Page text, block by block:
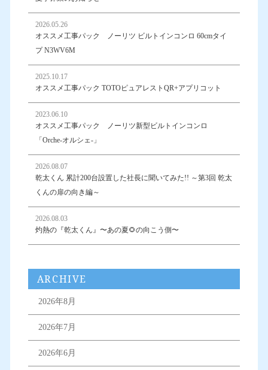
2026.05.26
オススメ工事パック ノーリツ ビルトインコンロ 60cmタイ
プ N3WV6M
2025.10.17
オススメ工事パック TOTOピュアレストQR+アプリコット
2023.06.10
オススメ工事パック ノーリツ新型ビルトインコンロ
「Orche-オルシェ-」
2026.08.07
乾太くん 累計200台設置した社長に聞いてみた!! ～第3回 乾太
くんの扉の向き編～
2026.08.03
灼熱の『乾太くん』〜あの夏🌻の向こう側〜
ARCHIVE
2026年8月
2026年7月
2026年6月